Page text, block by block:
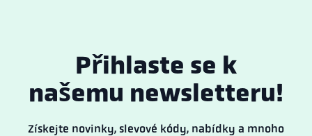
Přihlaste se k
našemu newsletteru!
Získejte novinky, slevové kódy, nabídky a mnoho